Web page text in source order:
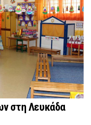
στη Λευκάδα